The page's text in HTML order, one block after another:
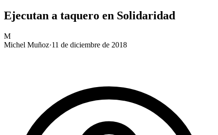
Ejecutan a taquero en Solidaridad
M
Michel Muñoz·11 de diciembre de 2018